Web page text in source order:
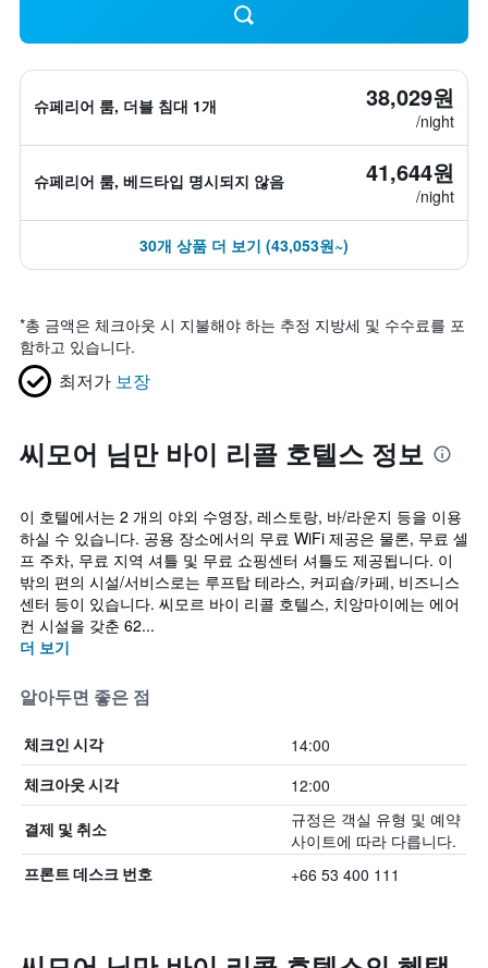
슈페리어 룸, 더블 침대 1개 38,029원
/night
슈페리어 룸, 베드타입 명시되지 않음 41,644원
/night
30개 상품 더 보기 (43,053원~)
*총 금액은 체크아웃 시 지불해야 하는 추정 지방세 및 수수료를 포
함하고 있습니다.
최저가 보장
씨모어 님만 바이 리콜 호텔스 정보
이 호텔에서는 2 개의 야외 수영장, 레스토랑, 바/라운지 등을 이용
하실 수 있습니다. 공용 장소에서의 무료 WiFi 제공은 물론, 무료 셀
프 주차, 무료 지역 셔틀 및 무료 쇼핑센터 셔틀도 제공됩니다. 이
밖의 편의 시설/서비스로는 루프탑 테라스, 커피숍/카페, 비즈니스
센터 등이 있습니다. 씨모르 바이 리콜 호텔스, 치앙마이에는 에어
컨 시설을 갖춘 62...
더 보기
알아두면 좋은 점
체크인 시각 14:00
체크아웃 시각 12:00
결제 및 취소
규정은 객실 유형 및 예약
사이트에 따라 다릅니다.
프론트 데스크 번호 +66 53 400 111